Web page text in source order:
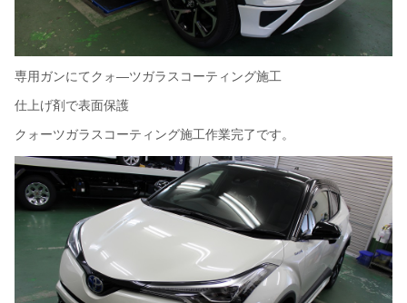
専用ガンにてクォ―ツガラスコーティング施工
仕上げ剤で表面保護
クォーツガラスコーティング施工作業完了です。